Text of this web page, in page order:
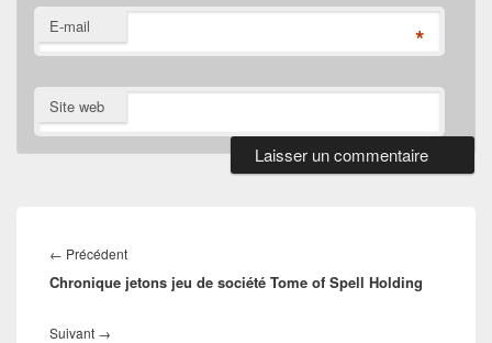
E-mail *
Site web
de
l’article
← PrécédentArticle
précédent :
Chronique jetons jeu de société Tome of Spell Holding
Suivant →